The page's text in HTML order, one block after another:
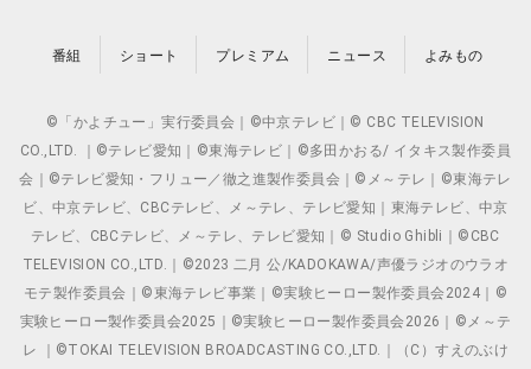
番組 ショート プレミアム ニュース よみもの
©「かよチュー」実行委員会｜©中京テレビ｜© CBC TELEVISION
CO.,LTD. ｜©テレビ愛知｜©東海テレビ｜©多田かおる/ イタキス製作委員
会｜©テレビ愛知・フリュー／徹之進製作委員会｜©メ～テレ｜©東海テレ
ビ、中京テレビ、CBCテレビ、メ～テレ、テレビ愛知｜東海テレビ、中京
テレビ、CBCテレビ、メ～テレ、テレビ愛知｜© Studio Ghibli｜©CBC
TELEVISION CO.,LTD.｜©2023 二月 公/KADOKAWA/声優ラジオのウラオ
モテ製作委員会｜©東海テレビ事業｜©実験ヒーロー製作委員会2024｜©
実験ヒーロー製作委員会2025｜©実験ヒーロー製作委員会2026｜©メ～テ
レ ｜©TOKAI TELEVISION BROADCASTING CO.,LTD.｜（C）すえのぶけ